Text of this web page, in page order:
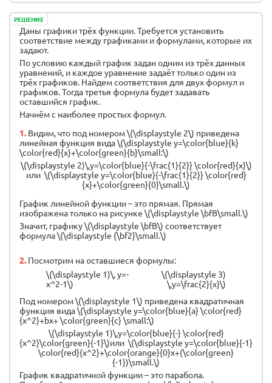
РЕШЕНИЕ
Даны графики трёх функции. Требуется установить
соответствие между графиками и формулами, которые их
задают.
По условию каждый график задан одним из трёх данных
уравнений, и каждое уравнение задаёт только один из
трёх графиков. Найдем соответствия для двух формул и
графиков. Тогда третья формула будет задавать
оставшийся график.
Начнём с наиболее простых формул.
1. Видим, что под номером \(\displaystyle 2\) приведена
линейная функция вида \(\displaystyle y=\color{blue}{k}
\color{red}{x}+\color{green}{b}\small:\)
\(\displaystyle 2)\,y=\color{blue}{-\frac{1}{2}} \color{red}{x}\)
или \(\displaystyle y=\color{blue}{-\frac{1}{2}} \color{red}
{x}+\color{green}{0}\small.\)
График линейной функции – это прямая. Прямая
изображена только на рисунке \(\displaystyle \bfВ\small.\)
Значит, графику \(\displaystyle \bfВ\) соответствует
формула \(\displaystyle {\bf2}\small.\)
2. Посмотрим на оставшиеся формулы:
\(\displaystyle 1)\, y=-
x^2-1\)
\(\displaystyle 3)
\,y=\frac{2}{x}\)
Под номером \(\displaystyle 1\) приведена квадратичная
функция вида \(\displaystyle y=\color{blue}{a} \color{red}
{x^2}+bx+ \color{green}{c} \small:\)
\(\displaystyle 1)\,y=\color{blue}{-} \color{red}
{x^2}\color{green}{-1}\)или \(\displaystyle y=\color{blue}{-1}
\color{red}{x^2}+\color{orange}{0}x+(\color{green}
{-1})\small.\)
График квадратичной функции – это парабола.